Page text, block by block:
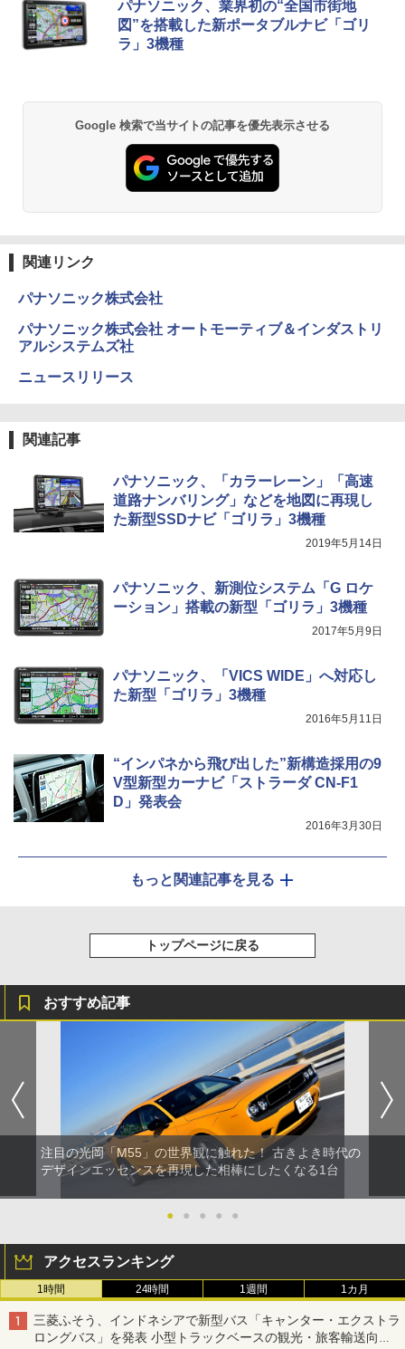
パナソニック、業界初の“全国市街地
図”を搭載した新ポータブルナビ「ゴリ
ラ」3機種
Google 検索で当サイトの記事を優先表示させる
関連リンク
パナソニック株式会社
パナソニック株式会社 オートモーティブ＆インダストリ
アルシステムズ社
ニュースリリース
関連記事
パナソニック、「カラーレーン」「高速
道路ナンバリング」などを地図に再現し
た新型SSDナビ「ゴリラ」3機種
2019年5月14日
パナソニック、新測位システム「G ロケ
ーション」搭載の新型「ゴリラ」3機種
2017年5月9日
パナソニック、「VICS WIDE」へ対応し
た新型「ゴリラ」3機種
2016年5月11日
“インパネから飛び出した”新構造採用の9
V型新型カーナビ「ストラーダ CN-F1
D」発表会
2016年3月30日
もっと関連記事を見る
トップページに戻る
おすすめ記事
注目の光岡「M55」の世界観に触れた！ 古きよき時代の
デザインエッセンスを再現した相棒にしたくなる1台
● ● ● ● ●
アクセスランキング
1時間 24時間 1週間 1カ月
三菱ふそう、インドネシアで新型バス「キャンター・エクストラ
ロングバス」を発表 小型トラックベースの観光・旅客輸送向け